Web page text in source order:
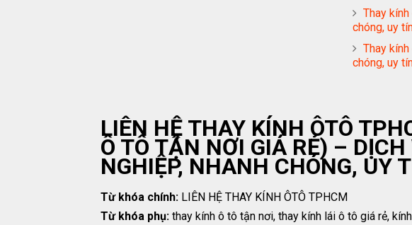
Thay
chóng, uy
Thay
chóng, uy
LIÊN HỆ THAY KÍNH ÔTÔ
Ô TÔ TẬN NƠI GIÁ RẺ) –
NGHIỆP, NHANH CHÓNG, UY
Từ khóa chính: LIÊN HỆ THAY KÍNH ÔTÔ TPHCM
Từ khóa phụ: thay kính ô tô tận nơi, thay kính lái ô tô giá rẻ,